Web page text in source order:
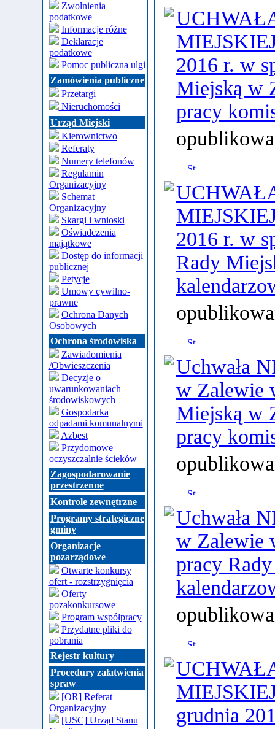
Zwolnienia
podatkowe
Informacje różne
Deklaracje
podatkowe
Pomoc publiczna ulgi
Zamówienia publiczne
Przetargi
Nieruchomości
Urząd Miejski
Kierownictwo
Referaty
Numery telefonów
Regulamin
Organizacyjny
Schemat
Organizacyjny
Skargi i wnioski
Oświadczenia
majątkowe
Dostęp do informacji
publicznej
Petycje
Umowy cywilno-
prawne
Ochrona Danych
Osobowych
Ochrona środowiska
Zawiadomienia
/Obwieszczenia
Decyzje o
uwarunkowaniach
środowiskowych
Gospodarka
odpadami komunalnymi
Azbest
Przydomowe
oczyszczalnie ścieków
Zagospodarowanie
przestrzenne
Kontrole zewnętrzne
Programy strategiczne
gminy
Organizacje
pozarządowe
Otwarte konkursy
ofert - rozstrzygnięcia
Oferty
pozakonkursowe
Program współpracy
Przydatne pliki do
pobrania
Rejestr kultury
Procedury załatwienia
spraw
[OR] Referat
Organizacyjny
[USC] Urząd Stanu
2016 r. w
Miejską w
pracy
2016 r. w
Rady
Uchwała
w Zalewie
Miejską w
pracy
Uchwała
w Zalewie
pracy
grudnia